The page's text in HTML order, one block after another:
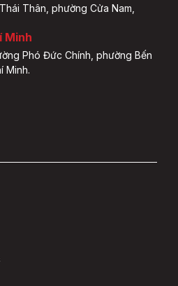
Thân, phường Cửa Nam,
Minh
Phó Đức Chính, phường Bến
Minh.